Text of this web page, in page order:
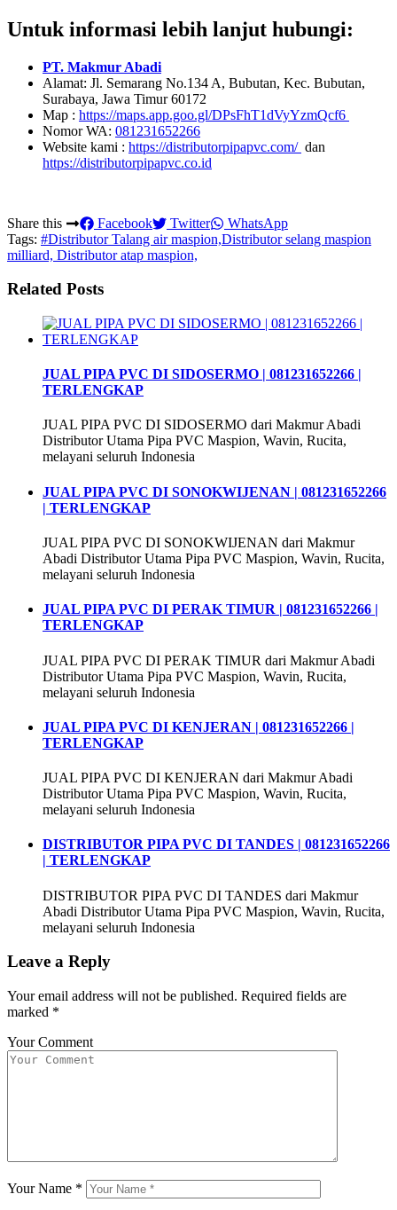
Untuk informasi lebih lanjut hubungi:
PT. Makmur Abadi
Alamat: Jl. Semarang No.134 A, Bubutan, Kec. Bubutan,
Surabaya, Jawa Timur 60172
Map : https://maps.app.goo.gl/DPsFhT1dVyYzmQcf6
Nomor WA: 081231652266
Website kami : https://distributorpipapvc.com/ dan
https://distributorpipapvc.co.id
Share this Facebook Twitter
WhatsApp
Tags: #Distributor Talang air maspion,Distributor selang maspion
milliard, Distributor atap maspion,
Related Posts
JUAL PIPA PVC DI SIDOSERMO | 081231652266 |
TERLENGKAP
JUAL PIPA PVC DI SIDOSERMO dari Makmur Abadi
Distributor Utama Pipa PVC Maspion, Wavin, Rucita,
melayani seluruh Indonesia
JUAL PIPA PVC DI SONOKWIJENAN | 081231652266
| TERLENGKAP
JUAL PIPA PVC DI SONOKWIJENAN dari Makmur
Abadi Distributor Utama Pipa PVC Maspion, Wavin, Rucita,
melayani seluruh Indonesia
JUAL PIPA PVC DI PERAK TIMUR | 081231652266 |
TERLENGKAP
JUAL PIPA PVC DI PERAK TIMUR dari Makmur Abadi
Distributor Utama Pipa PVC Maspion, Wavin, Rucita,
melayani seluruh Indonesia
JUAL PIPA PVC DI KENJERAN | 081231652266 |
TERLENGKAP
JUAL PIPA PVC DI KENJERAN dari Makmur Abadi
Distributor Utama Pipa PVC Maspion, Wavin, Rucita,
melayani seluruh Indonesia
DISTRIBUTOR PIPA PVC DI TANDES | 081231652266
| TERLENGKAP
DISTRIBUTOR PIPA PVC DI TANDES dari Makmur
Abadi Distributor Utama Pipa PVC Maspion, Wavin, Rucita,
melayani seluruh Indonesia
Leave a Reply
Your email address will not be published. Required fields are
marked *
Your Comment
Your Name *